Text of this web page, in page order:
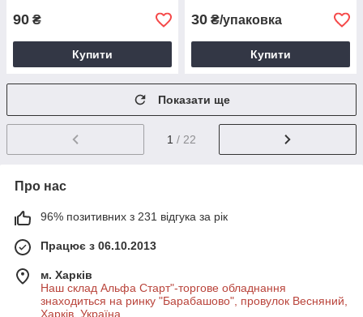
90 ₴
Купити
30 ₴/упаковка
Купити
Показати ще
1 / 22
Про нас
96% позитивних з 231 відгука за рік
Працює з 06.10.2013
м. Харків
Наш склад Альфа Старт"-торгове обладнання
знаходиться на ринку "Барабашово", провулок Весняний,
Харків, Україна